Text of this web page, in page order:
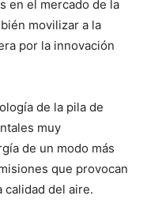
en el mercado de la
movilizar a la
por la innovación
de la pila de
muy
de un modo más
que provocan
calidad del aire.